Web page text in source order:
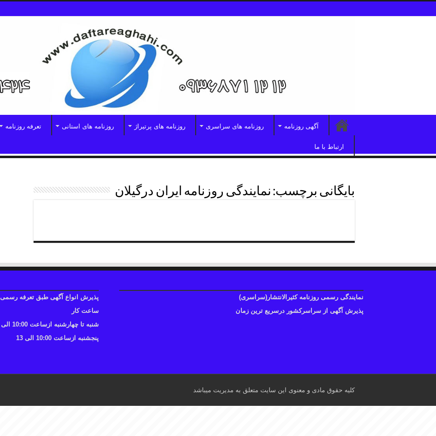
آگهی روزنامه روزنامه های سراسری روزنامه های پرتیراژ روزنامه های استانی تعرفه روزنامه
ارتباط با ما
بایگانی برچسب: نمایندگی روزنامه ایران درگیلان
نمایندگی رسمی روزنامه کثیرالانتشار(سراسری)
پذیرش آگهی از سراسرکشور درسریع ترین زمان
پذیرش انواع آگهی طبق تعرفه رسمی
ساعت کار
شنبه تا چهارشنبه ازساعت 10:00 الی 17
پنجشنبه ازساعت 10:00 الی 13
کلیه حقوق مادی و معنوی این سایت متعلق به مدیریت میباشد